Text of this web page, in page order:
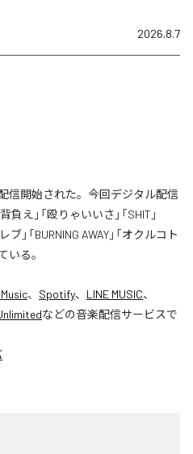
2026.8.7
配信開始された。今回デジタル配信
え」「殴りゃいいさ」「SHIT」
ブ」「BURNING AWAY」「オクルコト
いる。
、 Spotify、 LINE MUSIC、
などの音楽配信サービスで